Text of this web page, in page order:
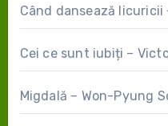
Când dansează licuricii
Cei ce sunt iubiți –
Migdală – Won-Pyung